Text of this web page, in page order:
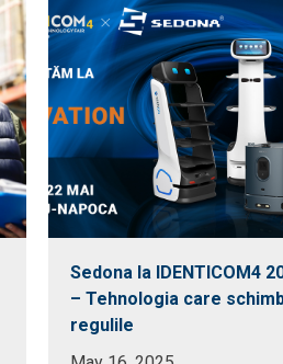
Sedona la IDENTICOM4
– Tehnologia care
regulile